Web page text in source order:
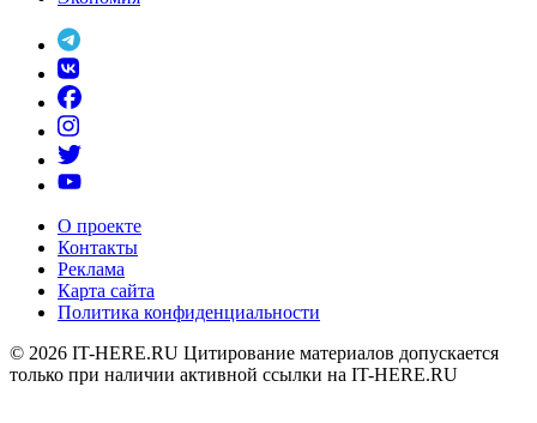
О проекте
Контакты
Реклама
Карта сайта
Политика конфиденциальности
© 2026 IT-HERE.RU Цитирование материалов допускается
только при наличии активной ссылки на IT-HERE.RU